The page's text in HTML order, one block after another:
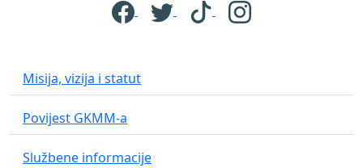
Misija, vizija i statut
Povijest GKMM-a
Službene informacije